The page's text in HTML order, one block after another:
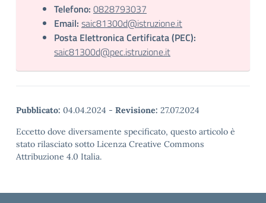
Telefono: 0828793037
Email: saic81300d@istruzione.it
Posta Elettronica Certificata (PEC):
saic81300d@pec.istruzione.it
Pubblicato: 04.04.2024 - Revisione: 27.07.2024
Eccetto dove diversamente specificato, questo articolo è
stato rilasciato sotto Licenza Creative Commons
Attribuzione 4.0 Italia.